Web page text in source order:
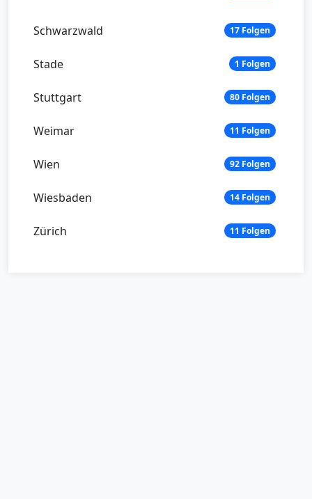
Schwarzwald 17 Folgen
Stade 1 Folgen
Stuttgart 80 Folgen
Weimar 11 Folgen
Wien 92 Folgen
Wiesbaden 14 Folgen
Zürich 11 Folgen